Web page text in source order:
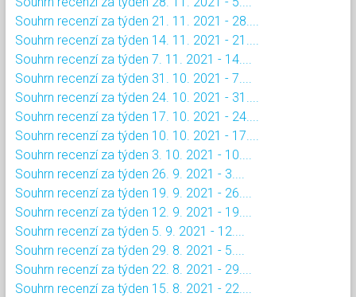
Souhrn recenzí za týden 21. 11. 2021 - 28....
Souhrn recenzí za týden 14. 11. 2021 - 21....
Souhrn recenzí za týden 7. 11. 2021 - 14....
Souhrn recenzí za týden 31. 10. 2021 - 7....
Souhrn recenzí za týden 24. 10. 2021 - 31....
Souhrn recenzí za týden 17. 10. 2021 - 24....
Souhrn recenzí za týden 10. 10. 2021 - 17....
Souhrn recenzí za týden 3. 10. 2021 - 10....
Souhrn recenzí za týden 26. 9. 2021 - 3....
Souhrn recenzí za týden 19. 9. 2021 - 26....
Souhrn recenzí za týden 12. 9. 2021 - 19....
Souhrn recenzí za týden 5. 9. 2021 - 12....
Souhrn recenzí za týden 29. 8. 2021 - 5....
Souhrn recenzí za týden 22. 8. 2021 - 29....
Souhrn recenzí za týden 15. 8. 2021 - 22....